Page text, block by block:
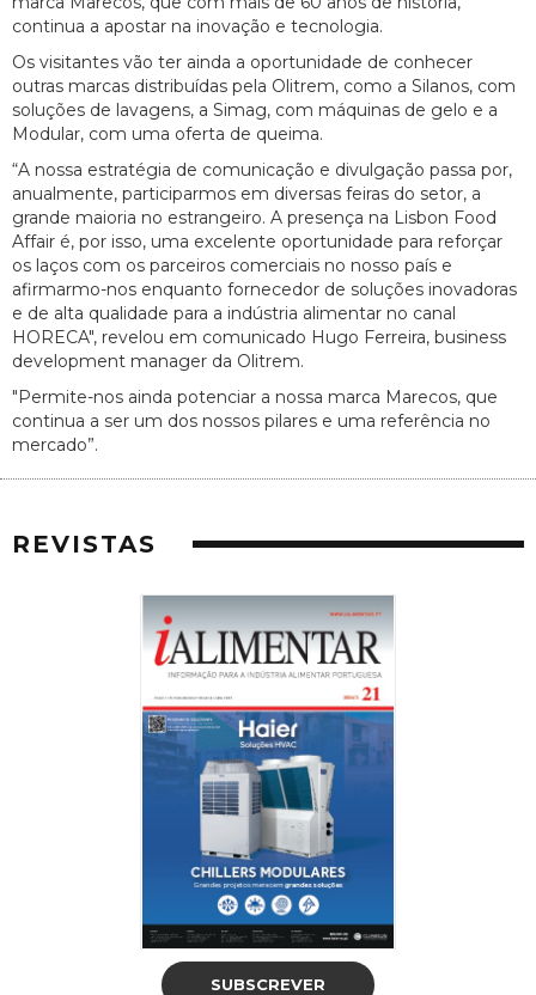
continua a apostar na inovação e tecnologia.
Os visitantes vão ter ainda a oportunidade de conhecer
outras marcas distribuídas pela Olitrem, como a Silanos, com
soluções de lavagens, a Simag, com máquinas de gelo e a
Modular, com uma oferta de queima.
“A nossa estratégia de comunicação e divulgação passa por,
anualmente, participarmos em diversas feiras do setor, a
grande maioria no estrangeiro. A presença na Lisbon Food
Affair é, por isso, uma excelente oportunidade para reforçar
os laços com os parceiros comerciais no nosso país e
afirmarmo-nos enquanto fornecedor de soluções inovadoras
e de alta qualidade para a indústria alimentar no canal
HORECA", revelou em comunicado Hugo Ferreira, business
development manager da Olitrem.
"Permite-nos ainda potenciar a nossa marca Marecos, que
continua a ser um dos nossos pilares e uma referência no
mercado”.
REVISTAS
SUBSCREVER